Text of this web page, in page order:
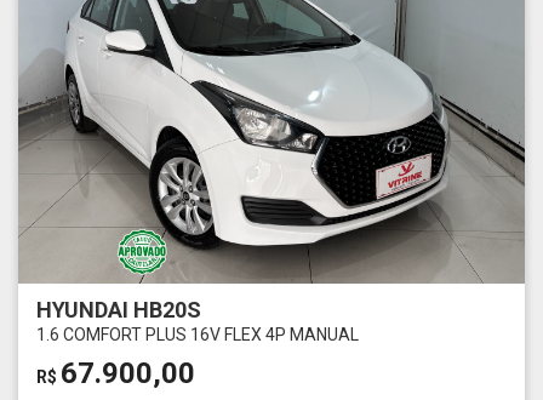
HYUNDAI HB20S
1.6 COMFORT PLUS 16V FLEX 4P MANUAL
R$ 67.900,00